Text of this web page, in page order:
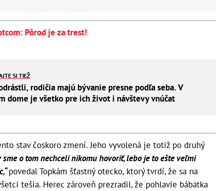
Pôrod je za trest!
SI TIEŽ
rodičia majú bývanie presne podľa seba. V
dome je všetko pre ich život i návštevy vnúčat
stav čoskoro zmení. Jeho vyvolená je totiž po druhý
sme o tom nechceli nikomu hovoriť, lebo je to ešte veľmi
povedal Topkám šťastný otecko, ktorý tvrdí, že sa na
tešia. Herec zároveň prezradil, že pohlavie bábätka